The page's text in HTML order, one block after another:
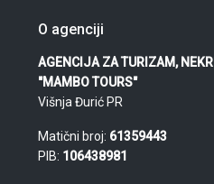
O agenciji
AGENCIJA ZA TURIZAM,
"MAMBO TOURS"
Višnja Đurić PR
Matični broj: 61359443
PIB: 106438981